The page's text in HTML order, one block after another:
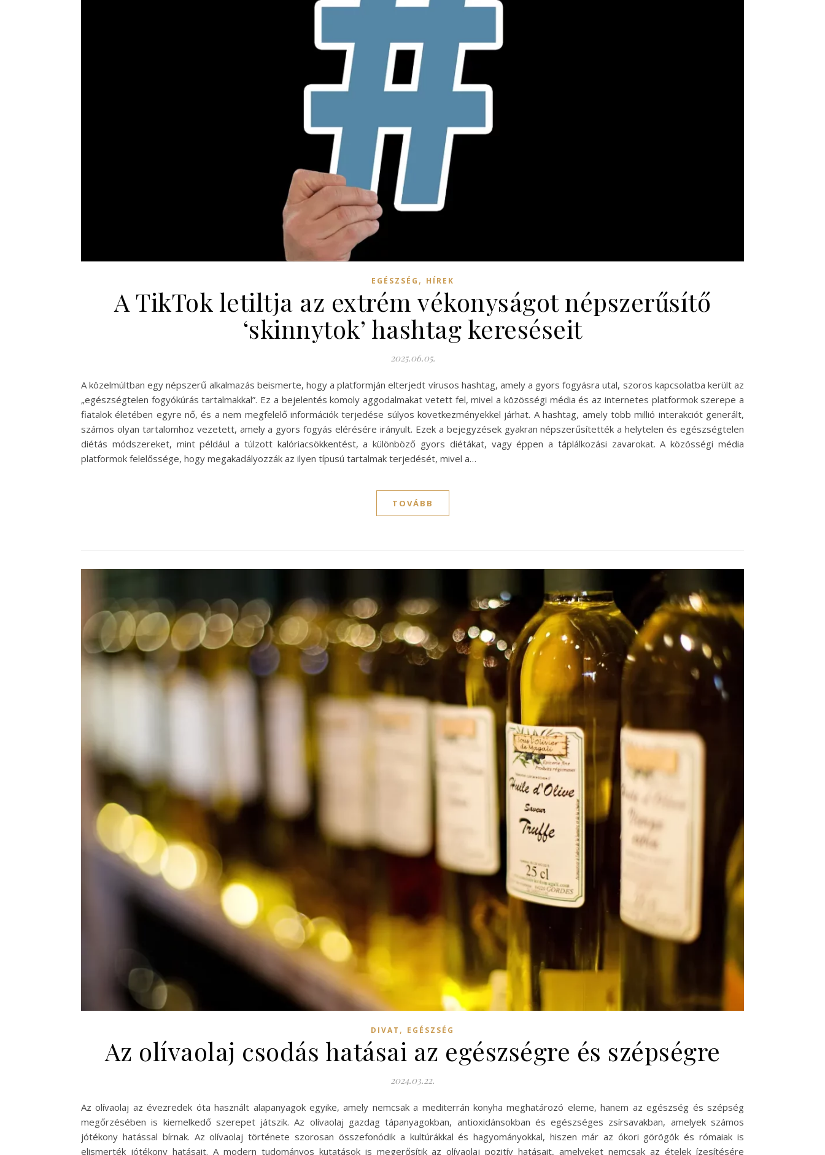
EGÉSZSÉG , HÍREK
A TikTok letiltja az extrém vékonyságot népszerűsítő
‘skinnytok’ hashtag kereséseit
2025.06.05.
A közelmúltban egy népszerű alkalmazás beismerte, hogy a platformján elterjedt vírusos hashtag, amely a gyors fogyásra utal, szoros kapcsolatba került az
„egészségtelen fogyókúrás tartalmakkal”. Ez a bejelentés komoly aggodalmakat vetett fel, mivel a közösségi média és az internetes platformok szerepe a
fiatalok életében egyre nő, és a nem megfelelő információk terjedése súlyos következményekkel járhat. A hashtag, amely több millió interakciót generált,
számos olyan tartalomhoz vezetett, amely a gyors fogyás elérésére irányult. Ezek a bejegyzések gyakran népszerűsítették a helytelen és egészségtelen
diétás módszereket, mint például a túlzott kalóriacsökkentést, a különböző gyors diétákat, vagy éppen a táplálkozási zavarokat. A közösségi média
platformok felelőssége, hogy megakadályozzák az ilyen típusú tartalmak terjedését, mivel a…
TOVÁBB
DIVAT , EGÉSZSÉG
Az olívaolaj csodás hatásai az egészségre és szépségre
2024.03.22.
Az olívaolaj az évezredek óta használt alapanyagok egyike, amely nemcsak a mediterrán konyha meghatározó eleme, hanem az egészség és szépség
megőrzésében is kiemelkedő szerepet játszik. Az olívaolaj gazdag tápanyagokban, antioxidánsokban és egészséges zsírsavakban, amelyek számos
jótékony hatással bírnak. Az olívaolaj története szorosan összefonódik a kultúrákkal és hagyományokkal, hiszen már az ókori görögök és rómaiak is
elismerték jótékony hatásait. A modern tudományos kutatások is megerősítik az olívaolaj pozitív hatásait, amelyeket nemcsak az ételek ízesítésére